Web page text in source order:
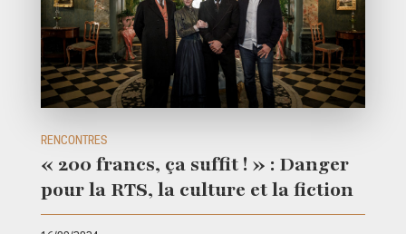
RENCONTRES
« 200 francs, ça suffit ! » : Danger
pour la RTS, la culture et la fiction